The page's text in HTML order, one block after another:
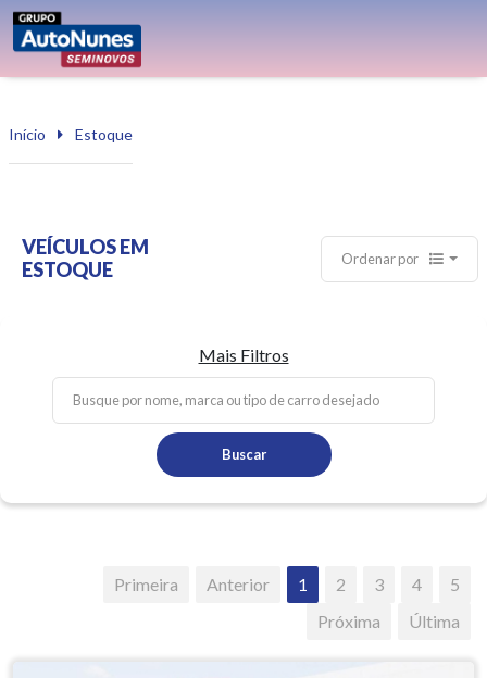
Início Estoque
VEÍCULOS EM
ESTOQUE
Ordenar por
Mais Filtros
Buscar
Primeira Anterior 1 2 3 4
5
Próxima
Última